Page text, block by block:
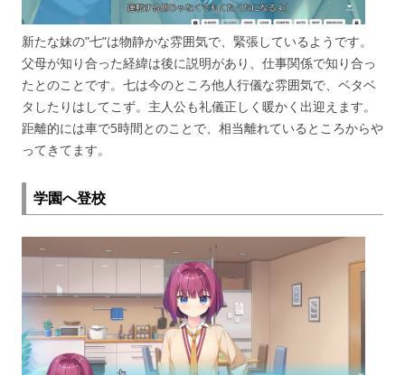
新たな妹の”七”は物静かな雰囲気で、緊張しているようです。
父母が知り合った経緯は後に説明があり、仕事関係で知り合っ
たとのことです。七は今のところ他人行儀な雰囲気で、ベタベ
タしたりはしてこず。主人公も礼儀正しく暖かく出迎えます。
距離的には車で5時間とのことで、相当離れているところからや
ってきてます。
学園へ登校